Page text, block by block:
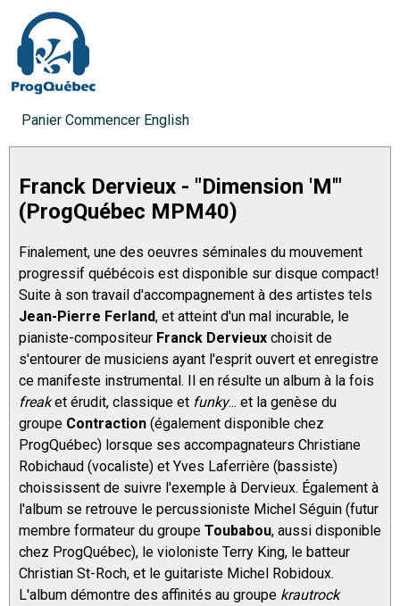
Panier Commencer English
Franck Dervieux - "Dimension 'M'"
(ProgQuébec MPM40)
Finalement, une des oeuvres séminales du mouvement
progressif québécois est disponible sur disque compact!
Suite à son travail d'accompagnement à des artistes tels
Jean-Pierre Ferland, et atteint d'un mal incurable, le
pianiste-compositeur Franck Dervieux choisit de
s'entourer de musiciens ayant l'esprit ouvert et enregistre
ce manifeste instrumental. Il en résulte un album à la fois
freaket érudit, classique et funky... et la genèse du
groupe Contraction (également disponible chez
ProgQuébec) lorsque ses accompagnateurs Christiane
Robichaud (vocaliste) et Yves Laferrière (bassiste)
choississent de suivre l'exemple à Dervieux. Également à
l'album se retrouve le percussioniste Michel Séguin (futur
membre formateur du groupe Toubabou, aussi disponible
chez ProgQuébec), le violoniste Terry King, le batteur
Christian St-Roch, et le guitariste Michel Robidoux.
L'album démontre des affinités au groupe krautrock